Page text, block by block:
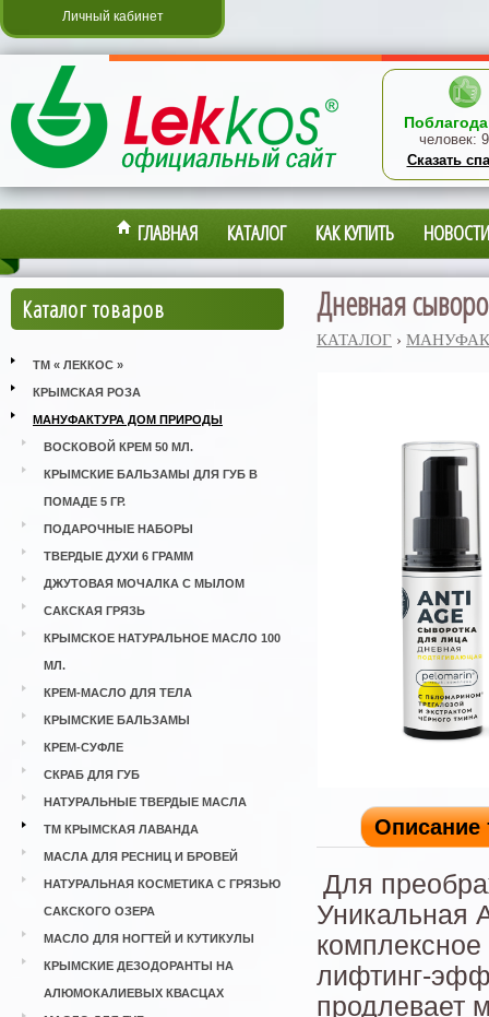
Личный кабинет
человек:
Сказать
ГЛАВНАЯ КАТАЛОГ КАК КУПИТЬ НОВОСТИ
Каталог товаров
ТМ « ЛЕККОС »
КРЫМСКАЯ РОЗА
МАНУФАКТУРА ДОМ ПРИРОДЫ
ВОСКОВОЙ КРЕМ 50 МЛ.
КРЫМСКИЕ БАЛЬЗАМЫ ДЛЯ ГУБ В
ПОМАДЕ 5 ГР.
ПОДАРОЧНЫЕ НАБОРЫ
ТВЕРДЫЕ ДУХИ 6 ГРАММ
ДЖУТОВАЯ МОЧАЛКА С МЫЛОМ
САКСКАЯ ГРЯЗЬ
КРЫМСКОЕ НАТУРАЛЬНОЕ МАСЛО 100
МЛ.
КРЕМ-МАСЛО ДЛЯ ТЕЛА
КРЫМСКИЕ БАЛЬЗАМЫ
КРЕМ-СУФЛЕ
СКРАБ ДЛЯ ГУБ
НАТУРАЛЬНЫЕ ТВЕРДЫЕ МАСЛА
ТМ КРЫМСКАЯ ЛАВАНДА
МАСЛА ДЛЯ РЕСНИЦ И БРОВЕЙ
НАТУРАЛЬНАЯ КОСМЕТИКА С ГРЯЗЬЮ
САКСКОГО ОЗЕРА
МАСЛО ДЛЯ НОГТЕЙ И КУТИКУЛЫ
КРЫМСКИЕ ДЕЗОДОРАНТЫ НА
АЛЮМОКАЛИЕВЫХ КВАСЦАХ
Дневная
КАТАЛОГ ›
Описание
Для
Уникальная
лифтинг-
продлевает